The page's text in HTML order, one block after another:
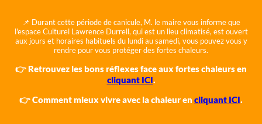
📌 Durant cette période de canicule, M. le maire vous informe que
l'espace Culturel Lawrence Durrell, qui est un lieu climatisé, est ouvert
aux jours et horaires habituels du lundi au samedi, vous pouvez vous y
rendre pour vous protéger des fortes chaleurs.
👉 Retrouvez les bons réflexes face aux fortes chaleurs en
cliquant ICI.
👉 Comment mieux vivre avec la chaleur en cliquant ICI.